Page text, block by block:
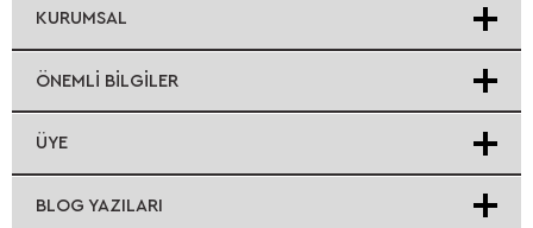
KURUMSAL
ÖNEMLI BILGILER
ÜYE
BLOG YAZILARI